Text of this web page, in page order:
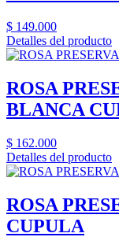
$ 149.000
Detalles del producto
ROSA
BLANCA
$ 162.000
Detalles del producto
ROSA
CUPULA